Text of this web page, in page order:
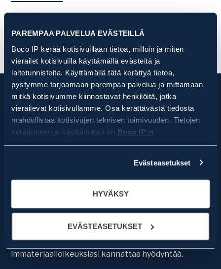
PAREMPAA PALVELUA EVÄSTEILLÄ
Boco IP kerää kotisivuillaan tietoa, milloin ja miten
vierailet kotisivuilla käyttämällä evästeitä ja
laitetunnisteita. Käyttämällä tätä kerättyä tietoa,
pystymme tarjoamaan parempaa palvelua ja mittamaan
mitkä kotisivumme kiinnostavat henkilöitä, jotka
vierailevat kotisivullamme. Osa kerättävästä tiedosta
mahdollistaa kotisivujen teknisen toimivuuden. Tietojen
kerääminen ja käyttäminen on Boco IP:n
yhteistyötahot keräävät ja käyttävät kaikkia evästetietoja
ja laitetunnisteita. Klikkaamalla EVÄSTEASETUKSET,
pystyt tarkemmin määrittelemään mitä tietoa Boco IP ja
myöhemmin muuttaa asetuksia ja peruuttaa antamasi
suostumukset klikkaamalla ruudun vasemmassa
alakulmassa olevaa eväste-ikonia.
Evästeasetukset
HYVÄKSY
EVÄSTEASETUKSET
Tilaa uutiskirjeemme
Uutiskirjeen tilaajana saat tapahtumakutsuja eri
sisältöisiin webinaareihin, jossa alan ammattilaiset
eri yrityksistä kutsutaan asiantuntijapuhujiksi.
uutiskirjeessämme kerromme vinkkejä sekä
ajankohtaista tietoa immateriaalioikeuksista, kuten
muutoksista, ja asioista mistä yritysten pitäisi olla
tietoisia. Kuulet myös parhaat ideat, miten
immateriaalioikeuksiasi kannattaa hyödyntää.